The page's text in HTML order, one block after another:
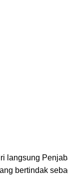
langsung
bertindak